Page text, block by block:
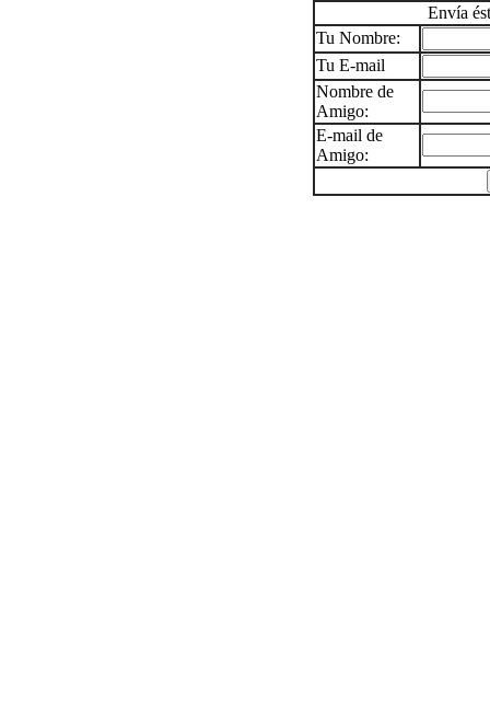
Envía
Tu Nombre:
Tu E-mail
Nombre de
Amigo:
E-mail de
Amigo: